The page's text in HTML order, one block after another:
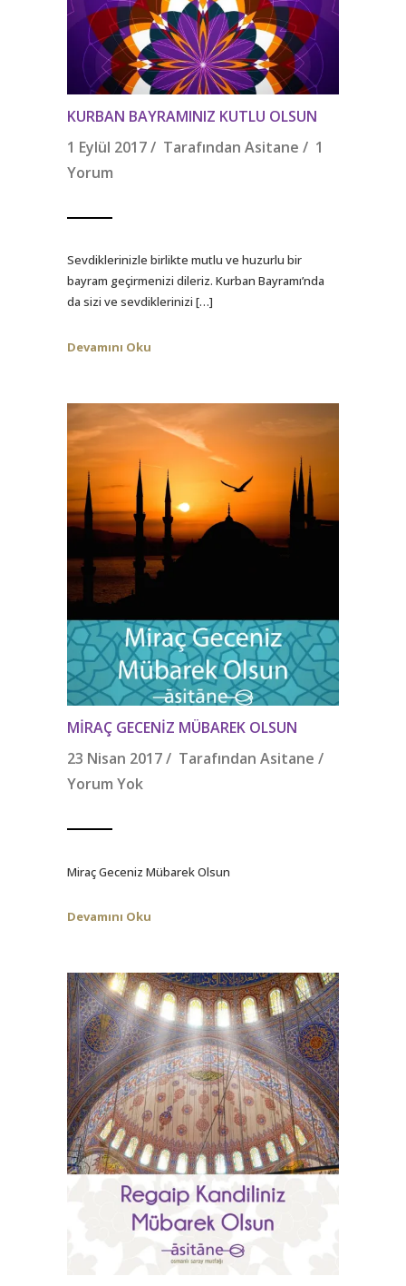
KURBAN BAYRAMINIZ KUTLU OLSUN
1 Eylül 2017 / Tarafından Asitane / 1
Yorum
Sevdiklerinizle birlikte mutlu ve huzurlu bir
bayram geçirmenizi dileriz. Kurban Bayramı’nda
da sizi ve sevdiklerinizi […]
Devamını Oku
MIRAÇ GECENIZ MÜBAREK OLSUN
23 Nisan 2017 / Tarafından Asitane /
Yorum Yok
Miraç Geceniz Mübarek Olsun⠀
Devamını Oku